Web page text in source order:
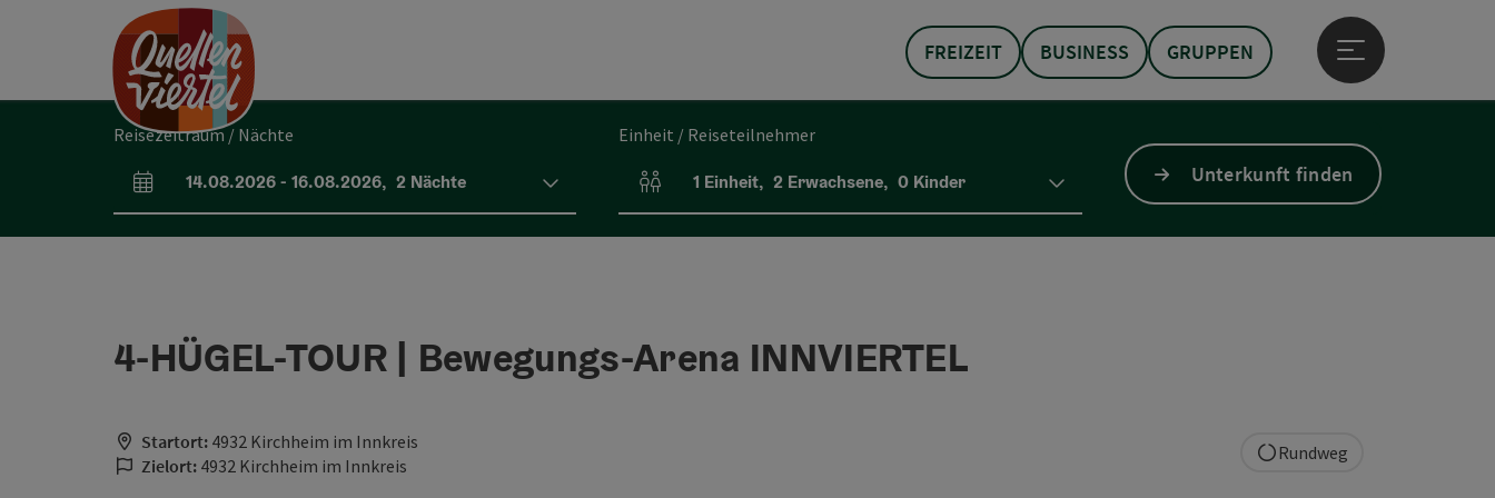
Zum InhaltAccesskey
[0]
Zur NavigationAccesskey
Zum Seitenanfang Accesskey
FREIZEIT BUSINESS GRUPPEN
Hauptmenü öffnen
Reisezeitraum / Nächte
An- und Abreisefelder
14.08.2026- 16.08.2026, 2 Nächte
Einheit / Reiseteilnehmer
Einheitenanzahl und Personenfelder
1 Einheit, 2 Erwachsene, 0 Kinder Unterkunft finden
4-HÜGEL-TOUR | Bewegungs-Arena INNVIERTEL
Startort: 4932 Kirchheim im Innkreis
Zielort: 4932 Kirchheim im Innkreis
Rundweg